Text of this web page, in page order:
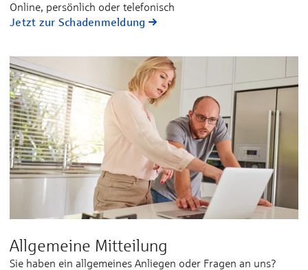
Online, persönlich oder telefonisch
Jetzt zur Schadenmeldung
Allgemeine Mitteilung
Sie ha­ben ein all­ge­mei­nes An­lie­gen oder Fra­gen an uns?